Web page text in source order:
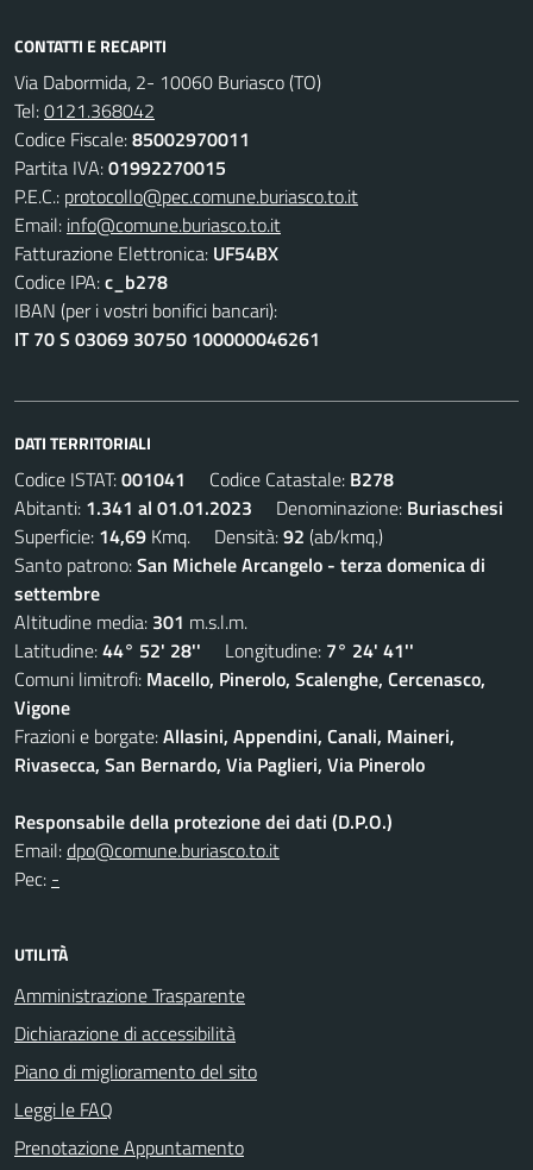
CONTATTI E RECAPITI
Via Dabormida, 2- 10060 Buriasco (TO)
Tel:0121.368042
Codice Fiscale:85002970011
Partita IVA:01992270015
P.E.C.: protocollo@pec.comune.buriasco.to.it
Email: info@comune.buriasco.to.it
Fatturazione Elettronica: UF54BX
Codice IPA:c_b278
IBAN (per i vostri bonifici bancari):
IT 70 S 03069 30750 100000046261
DATI TERRITORIALI
Codice ISTAT:001041 Codice Catastale: B278
Abitanti: 1.341 al 01.01.2023 Denominazione: Buriaschesi
Superficie: 14,69 Kmq. Densità:92 (ab/kmq.)
Santo patrono:San Michele Arcangelo - terza domenica di
settembre
Altitudine media: 301 m.s.l.m.
Latitudine:44° 52' 28'' Longitudine: 7° 24' 41''
Comuni limitrofi: Macello, Pinerolo, Scalenghe, Cercenasco,
Vigone
Frazioni e borgate:Allasini, Appendini, Canali, Maineri,
Rivasecca, San Bernardo, Via Paglieri, Via Pinerolo
Responsabile della protezione dei dati (D.P.O.)
Email:dpo@comune.buriasco.to.it
Pec: -
UTILITÀ
Amministrazione Trasparente
Dichiarazione di accessibilità
Piano di miglioramento del sito
Leggi le FAQ
Prenotazione Appuntamento